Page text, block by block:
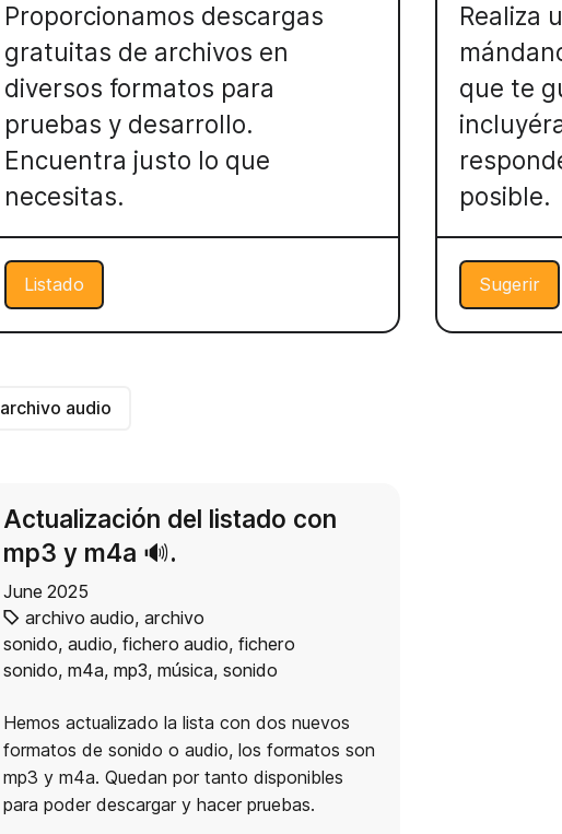
Proporcionamos descargas
gratuitas de archivos en
diversos formatos para
pruebas y desarrollo.
Encuentra justo lo que
necesitas.
Listado
Realiza
que te
posible.
Sugerir
archivo audio
Actualización del listado con
mp3 y m4a ​​🔊​.
June 2025
archivo audio,archivo
sonido,audio,fichero audio,fichero
sonido,m4a,mp3,música,sonido
Hemos actualizado la lista con dos nuevos
formatos de sonido o audio, los formatos son
mp3 y m4a. Quedan por tanto disponibles
para poder descargar y hacer pruebas.